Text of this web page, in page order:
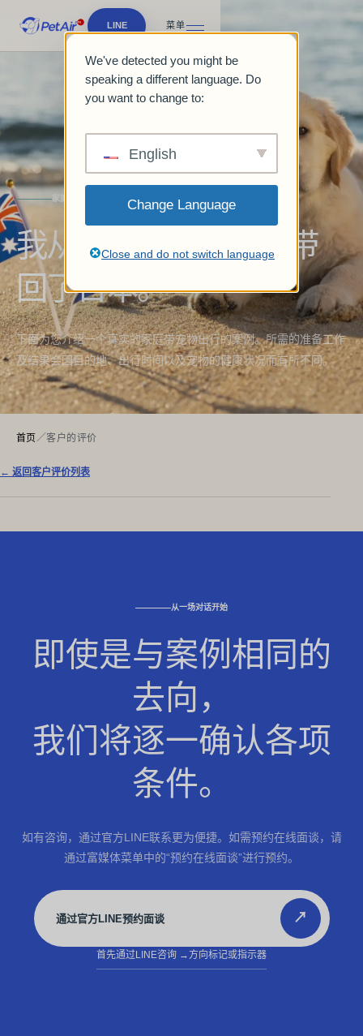
LINE 菜单
家庭之旅
我从澳大利亚把爱犬带
回了日本。
下面为您介绍一个真实的家庭带宠物出行的案例。所需的准备工作
及结果会因目的地、出行时间以及宠物的健康状况而有所不同。
首页／客户的评价
← 返回客户评价列表
从一场对话开始
即使是与案例相同的
去向，
我们将逐一确认各项
条件。
如有咨询，通过官方LINE联系更为便捷。如需预约在线面谈，请
通过富媒体菜单中的“预约在线面谈”进行预约。
通过官方LINE预约面谈 ↗
首先通过LINE咨询 →方向标记或指示器
We've detected you might be
speaking a different language. Do
you want to change to:
English
Change Language
Close and do not switch language